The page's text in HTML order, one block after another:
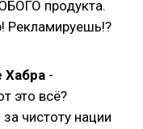
продукта.
Рекламируешь!?
Хабра -
это всё?
чистоту нации